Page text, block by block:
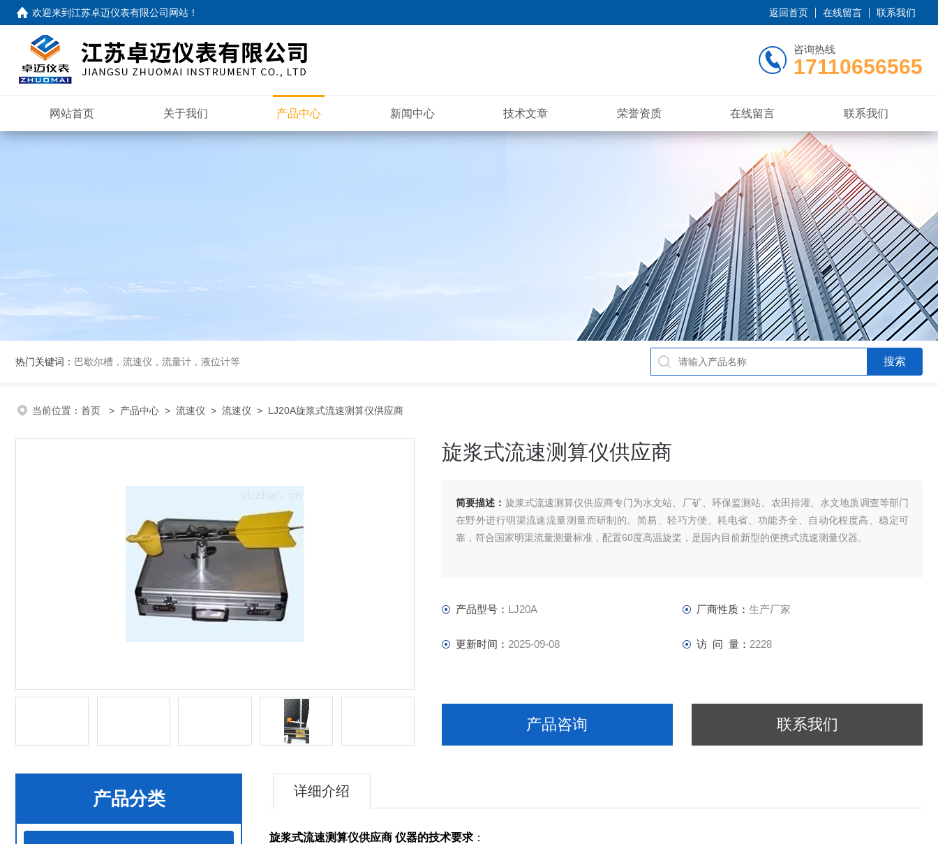
欢迎来到江苏卓迈仪表有限公司网站 ！ 返回首页 在线留言 联系我们
咨询热线
17110656565
网站首页 关于我们 产品中心 新闻中心 技术文章 荣誉资质 在线留言 联系我们
热门关键词： 巴歇尔槽，流速仪，流量计，液位计等
当前位置： 首页 > 产品中心 > 流速仪 > 流速仪 > LJ20A旋浆式流速测算仪供应商
旋浆式流速测算仪供应商
简要描述： 旋浆式流速测算仪供应商专门为水文站、厂矿、环保监测站、农田排灌、水文地质调查等部门
在野外进行明渠流速流量测量而研制的。简易、轻巧方便、耗电省、功能齐全、自动化程度高、稳定可
靠，符合国家明渠流量测量标准，配置60度高温旋桨，是国内目前新型的便携式流速测量仪器。
产品型号： LJ20A 厂商性质： 生产厂家
更新时间： 2025-09-08 访 问 量： 2228
产品咨询 联系我们
产品分类 详细介绍
旋浆式流速测算仪供应商 仪器的技术要求 ：